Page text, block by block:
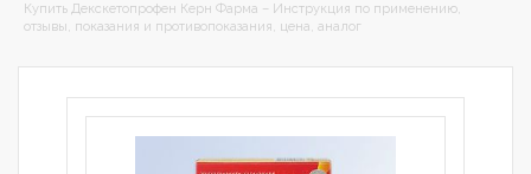
Купить Декскетопрофен Керн Фарма – Инструкция по применению,
отзывы, показания и противопоказания, цена, аналог